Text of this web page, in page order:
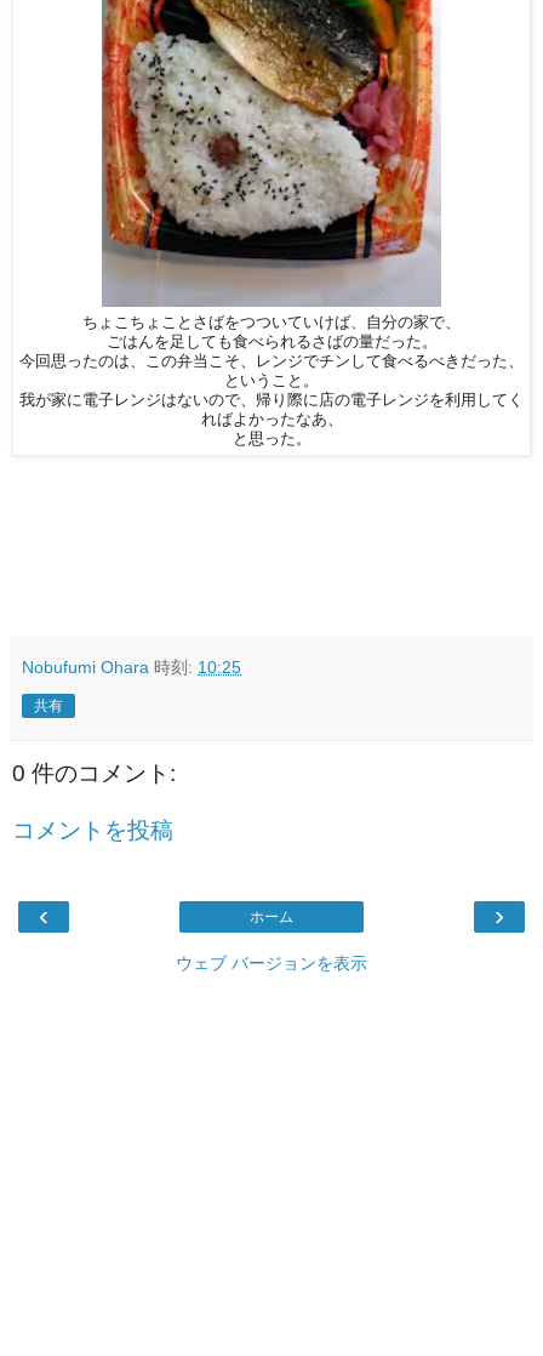
ちょこちょことさばをつついていけば、自分の家で、
ごはんを足しても食べられるさばの量だった。
今回思ったのは、この弁当こそ、レンジでチンして食べるべきだった、
ということ。
我が家に電子レンジはないので、帰り際に店の電子レンジを利用してく
ればよかったなあ、
と思った。
Nobufumi Ohara 時刻: 10:25
共有
0 件のコメント:
コメントを投稿
‹ ›
ホーム
ウェブ バージョンを表示